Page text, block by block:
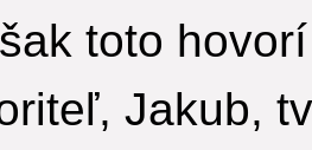
toto
Jakub,